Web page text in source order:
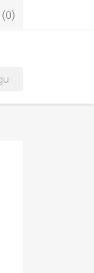
(0)